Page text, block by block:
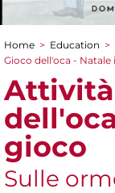
You are
Home > Education >
Gioco dell'oca - Natale
Attività
gioco
Sulle